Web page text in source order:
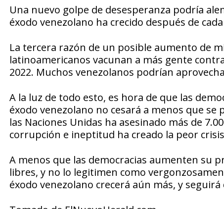
Una nuevo golpe de desesperanza podría
éxodo venezolano ha crecido después de
La tercera razón de un posible aumento de
latinoamericanos vacunan a más gente
2022. Muchos venezolanos podrían
A la luz de todo esto, es hora de que las
éxodo venezolano no cesará a menos que
las Naciones Unidas ha asesinado más de
corrupción e ineptitud ha creado la peor
A menos que las democracias aumenten su
libres, y no lo legitimen como
éxodo venezolano crecerá aún más, y